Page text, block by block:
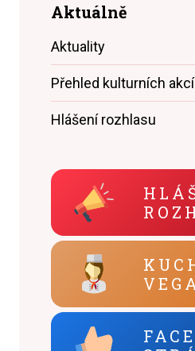
Aktuálně
Aktuality
Přehled kulturních akcí
Hlášení rozhlasu